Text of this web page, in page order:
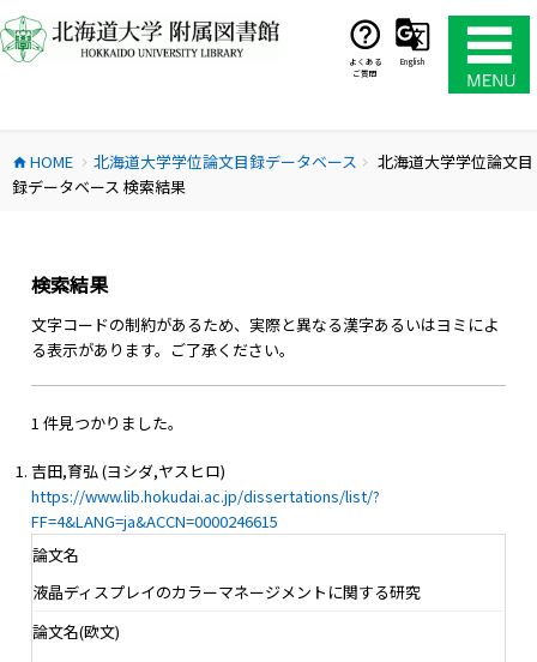
ン
テ
ス
キ
よくある
ご質問
English
home HOME chevron_right 北海道大学学位論文目録データベース chevron_right
北海道大学学位論文目
録データベース 検索結果
検索結果
文字コードの制約があるため、実際と異なる漢字あるいはヨミによ
る表示があります。ご了承ください。
1 件見つかりました。
吉田,育弘 (ヨシダ,ヤスヒロ)
https://www.lib.hokudai.ac.jp/dissertations/list/?
FF=4&LANG=ja&ACCN=0000246615
論文名
液晶ディスプレイのカラーマネージメントに関する研究
論文名(欧文)